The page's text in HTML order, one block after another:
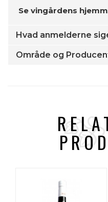
Se vingårdens
Hvad anmelderne
Område og